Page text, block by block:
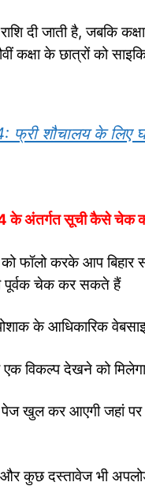
दी जाती है, जबकि
कक्षा के छात्रों को
शौचालय के लिए
अंतर्गत सूची कैसे चेक
फॉलो करके आप बिहार
पूर्वक चेक कर सकते हैं
के आधिकारिक
विकल्प देखने को
खुल कर आएगी जहां पर
कुछ दस्तावेज भी